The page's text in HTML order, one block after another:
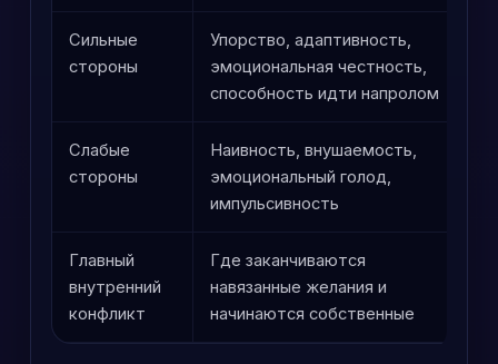
Сильные
стороны
Упорство, адаптивность,
эмоциональная честность,
способность идти напролом
Слабые
стороны
Наивность, внушаемость,
эмоциональный голод,
импульсивность
Главный
внутренний
конфликт
Где заканчиваются
навязанные желания и
начинаются собственные